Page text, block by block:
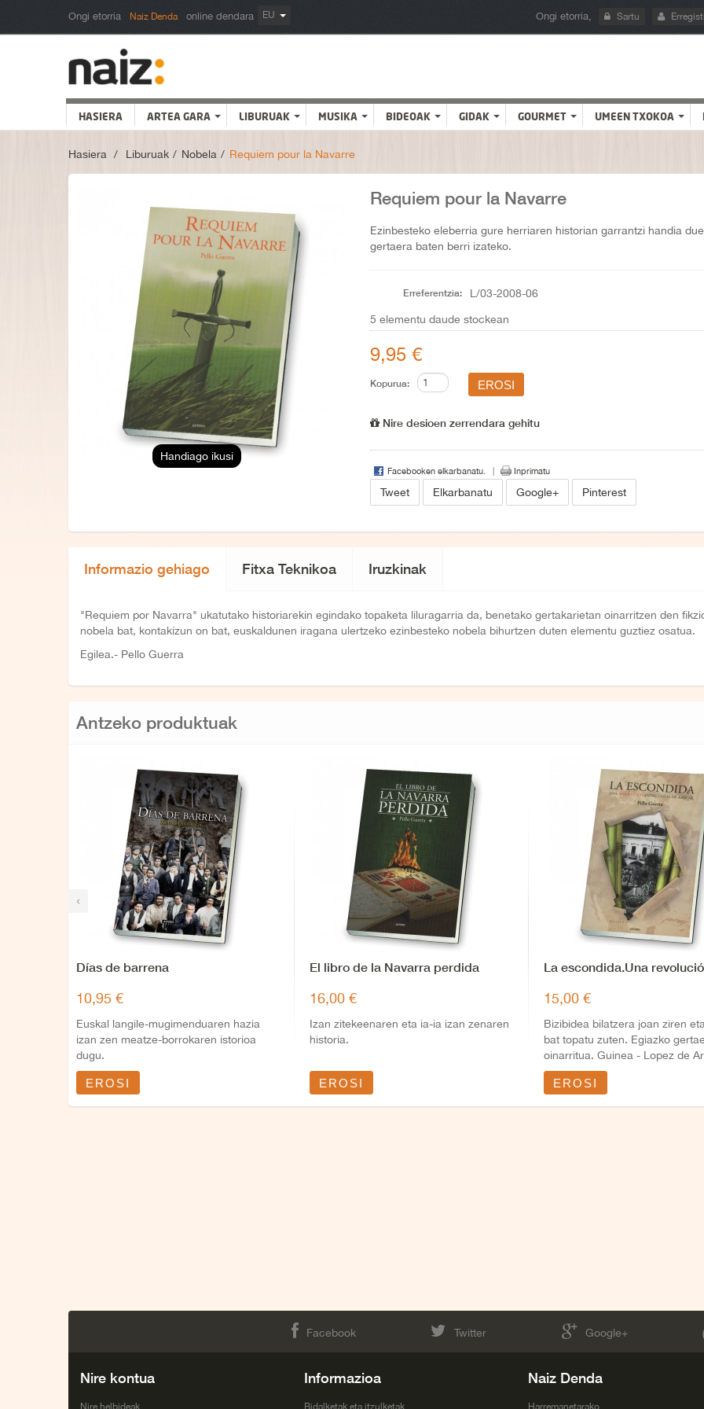
Ongi etorria Naiz Denda online dendara Ongi etorria, Sartu
EU
HASIERA ARTEA GARA LIBURUAK MUSIKA BIDEOAK GIDAK GOURMET UMEEN TXOKOA
Hasiera > Liburuak > Nobela > Requiem pour la Navarre
Handiago ikusi
Requiem pour la Navarre
Ezinbesteko eleberria gure herriaren historian garrantzi handia
gertaera baten berri izateko.
Erreferentzia: L/03-2008-06
5 elementu daude stockean
9,95 €
Kopurua:
Nire desioen zerrendara gehitu
Facebooken elkarbanatu. Inprimatu
Tweet Elkarbanatu Google+ Pinterest
Informazio gehiago Fitxa Teknikoa Iruzkinak
"Requiem por Navarra" ukatutako historiarekin egindako topaketa liluragarria da, benetako gertakarietan oinarritzen den
nobela bat, kontakizun on bat, euskaldunen iragana ulertzeko ezinbesteko nobela bihurtzen duten elementu guztiez osatua.
Egilea.- Pello Guerra
Antzeko produktuak
‹
Días de barrena
10,95 €
Euskal langile-mugimenduaren hazia
izan zen meatze-borrokaren istorioa
dugu.
EROSI
El libro de la Navarra perdida
16,00 €
Izan zitekeenaren eta ia-ia izan zenaren
historia.
EROSI
La escondida.Una
15,00 €
Bizibidea bilatzera joan ziren
bat topatu zuten. Egiazko
oinarritua. Guinea - Lopez de
EROSI
Facebook Twitter Google+
Nire kontua
Nire helbideak
Informazioa
Bidalketak eta itzulketak
Naiz Denda
Harremanetarako